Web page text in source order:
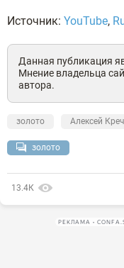
Источник: YouTube,
Данная публикация
Мнение владельца
автора.
золото Алексей
золото
13.4К
РЕКЛАМА •